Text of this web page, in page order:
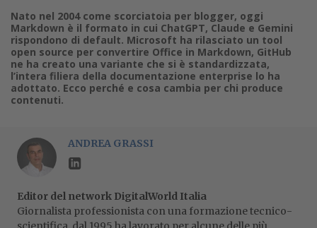
Nato nel 2004 come scorciatoia per blogger, oggi
Markdown è il formato in cui ChatGPT, Claude e Gemini
rispondono di default. Microsoft ha rilasciato un tool
open source per convertire Office in Markdown, GitHub
ne ha creato una variante che si è standardizzata,
l’intera filiera della documentazione enterprise lo ha
adottato. Ecco perché e cosa cambia per chi produce
contenuti.
ANDREA GRASSI
Editor del network DigitalWorld Italia
Giornalista professionista con una formazione tecnico-